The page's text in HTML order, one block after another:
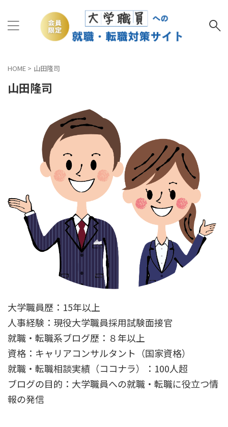
HOME > 山田隆司
山田隆司
大学職員歴：15年以上
人事経験：現役大学職員採用試験面接官
就職・転職系ブログ歴：８年以上
資格：キャリアコンサルタント（国家資格）
就職・転職相談実績（ココナラ）：100人超
ブログの目的：大学職員への就職・転職に役立つ情
報の発信